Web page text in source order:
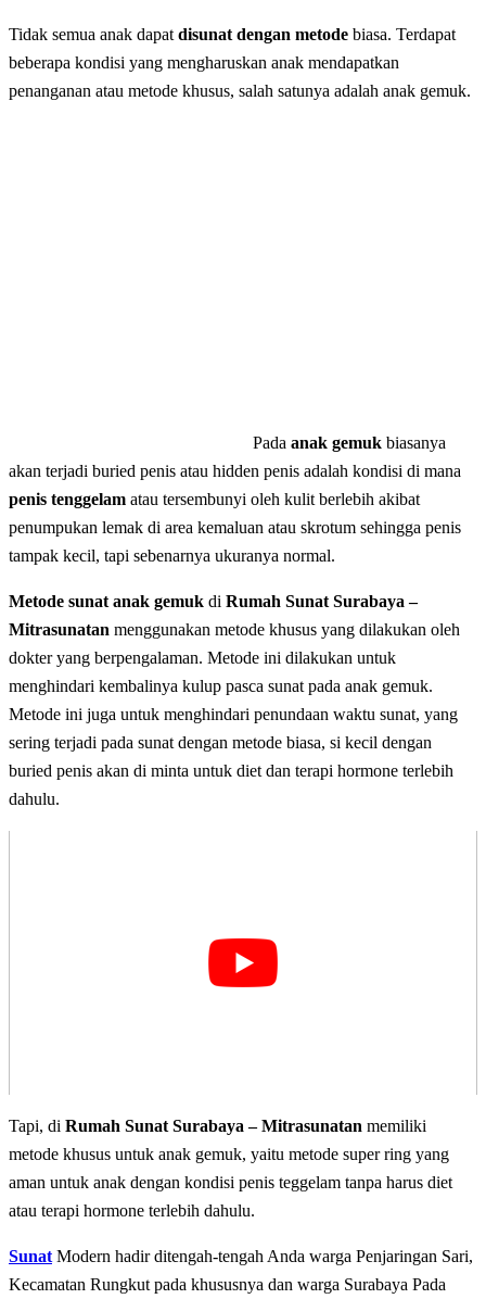
Tidak semua anak dapat disunat dengan metode biasa. Terdapat
beberapa kondisi yang mengharuskan anak mendapatkan
penanganan atau metode khusus, salah satunya adalah anak gemuk.
Pada anak gemuk biasanya
akan terjadi buried penis atau hidden penis adalah kondisi di mana
penis tenggelam atau tersembunyi oleh kulit berlebih akibat
penumpukan lemak di area kemaluan atau skrotum sehingga penis
tampak kecil, tapi sebenarnya ukuranya normal.
Metode sunat anak gemuk di Rumah Sunat Surabaya –
Mitrasunatan menggunakan metode khusus yang dilakukan oleh
dokter yang berpengalaman. Metode ini dilakukan untuk
menghindari kembalinya kulup pasca sunat pada anak gemuk.
Metode ini juga untuk menghindari penundaan waktu sunat, yang
sering terjadi pada sunat dengan metode biasa, si kecil dengan
buried penis akan di minta untuk diet dan terapi hormone terlebih
dahulu.
Tapi, di Rumah Sunat Surabaya – Mitrasunatan memiliki
metode khusus untuk anak gemuk, yaitu metode super ring yang
aman untuk anak dengan kondisi penis teggelam tanpa harus diet
atau terapi hormone terlebih dahulu.
Sunat Modern hadir ditengah-tengah Anda warga Penjaringan Sari,
Kecamatan Rungkut pada khususnya dan warga Surabaya Pada